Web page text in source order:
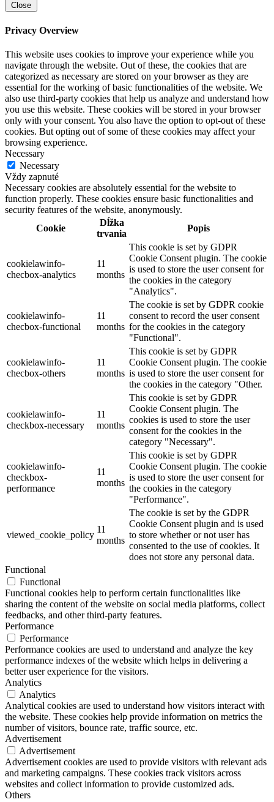
Close
Privacy Overview
This website uses cookies to improve your experience while you
navigate through the website. Out of these, the cookies that are
categorized as necessary are stored on your browser as they are
essential for the working of basic functionalities of the website. We
also use third-party cookies that help us analyze and understand how
you use this website. These cookies will be stored in your browser
only with your consent. You also have the option to opt-out of these
cookies. But opting out of some of these cookies may affect your
browsing experience.
Necessary
Necessary
Vždy zapnuté
Necessary cookies are absolutely essential for the website to
function properly. These cookies ensure basic functionalities and
security features of the website, anonymously.
Cookie
Dĺžka
trvania
Popis
cookielawinfo-
checbox-analytics
11
months
This cookie is set by GDPR
Cookie Consent plugin. The cookie
is used to store the user consent for
the cookies in the category
"Analytics".
cookielawinfo-
checbox-functional
11
months
The cookie is set by GDPR cookie
consent to record the user consent
for the cookies in the category
"Functional".
cookielawinfo-
checbox-others
11
months
This cookie is set by GDPR
Cookie Consent plugin. The cookie
is used to store the user consent for
the cookies in the category "Other.
cookielawinfo-
checkbox-necessary
11
months
This cookie is set by GDPR
Cookie Consent plugin. The
cookies is used to store the user
consent for the cookies in the
category "Necessary".
cookielawinfo-
checkbox-
performance
11
months
This cookie is set by GDPR
Cookie Consent plugin. The cookie
is used to store the user consent for
the cookies in the category
"Performance".
viewed_cookie_policy
11
months
The cookie is set by the GDPR
Cookie Consent plugin and is used
to store whether or not user has
consented to the use of cookies. It
does not store any personal data.
Functional
Functional
Functional cookies help to perform certain functionalities like
sharing the content of the website on social media platforms, collect
feedbacks, and other third-party features.
Performance
Performance
Performance cookies are used to understand and analyze the key
performance indexes of the website which helps in delivering a
better user experience for the visitors.
Analytics
Analytics
Analytical cookies are used to understand how visitors interact with
the website. These cookies help provide information on metrics the
number of visitors, bounce rate, traffic source, etc.
Advertisement
Advertisement
Advertisement cookies are used to provide visitors with relevant ads
and marketing campaigns. These cookies track visitors across
websites and collect information to provide customized ads.
Others